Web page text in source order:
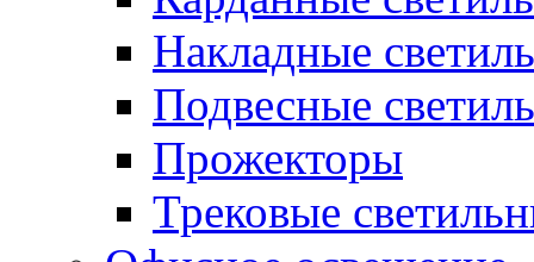
Накладные
Подвесные
Прожекторы
Трековые